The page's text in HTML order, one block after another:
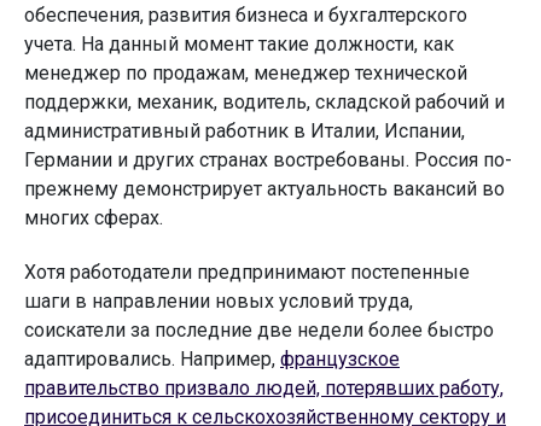
обеспечения, развития бизнеса и бухгалтерского
учета. На данный момент такие должности, как
менеджер по продажам, менеджер технической
поддержки, механик, водитель, складской рабочий и
административный работник в Италии, Испании,
Германии и других странах востребованы. Россия по-
прежнему демонстрирует актуальность вакансий во
многих сферах.
Хотя работодатели предпринимают постепенные
шаги в направлении новых условий труда,
соискатели за последние две недели более быстро
адаптировались. Например, французское
правительство призвало людей, потерявших работу,
присоединиться к сельскохозяйственному сектору и